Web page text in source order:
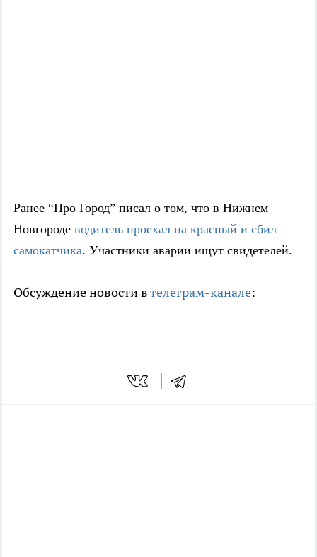
Ранее “Про Город” писал о том, что в Нижнем
Новгороде водитель проехал на красный и сбил
самокатчика. Участники аварии ищут свидетелей.
Обсуждение новости втелеграм-канале: